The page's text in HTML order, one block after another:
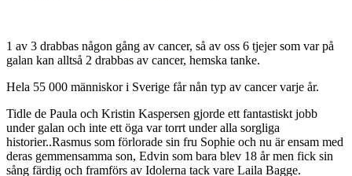
1 av 3 drabbas någon gång av cancer, så av oss 6 tjejer som var på
galan kan alltså 2 drabbas av cancer, hemska tanke.
Hela 55 000 människor i Sverige får nån typ av cancer varje år.
Tidle de Paula och Kristin Kaspersen gjorde ett fantastiskt jobb
under galan och inte ett öga var torrt under alla sorgliga
historier..Rasmus som förlorade sin fru Sophie och nu är ensam med
deras gemmensamma son, Edvin som bara blev 18 år men fick sin
sång färdig och framförs av Idolerna tack vare Laila Bagge.